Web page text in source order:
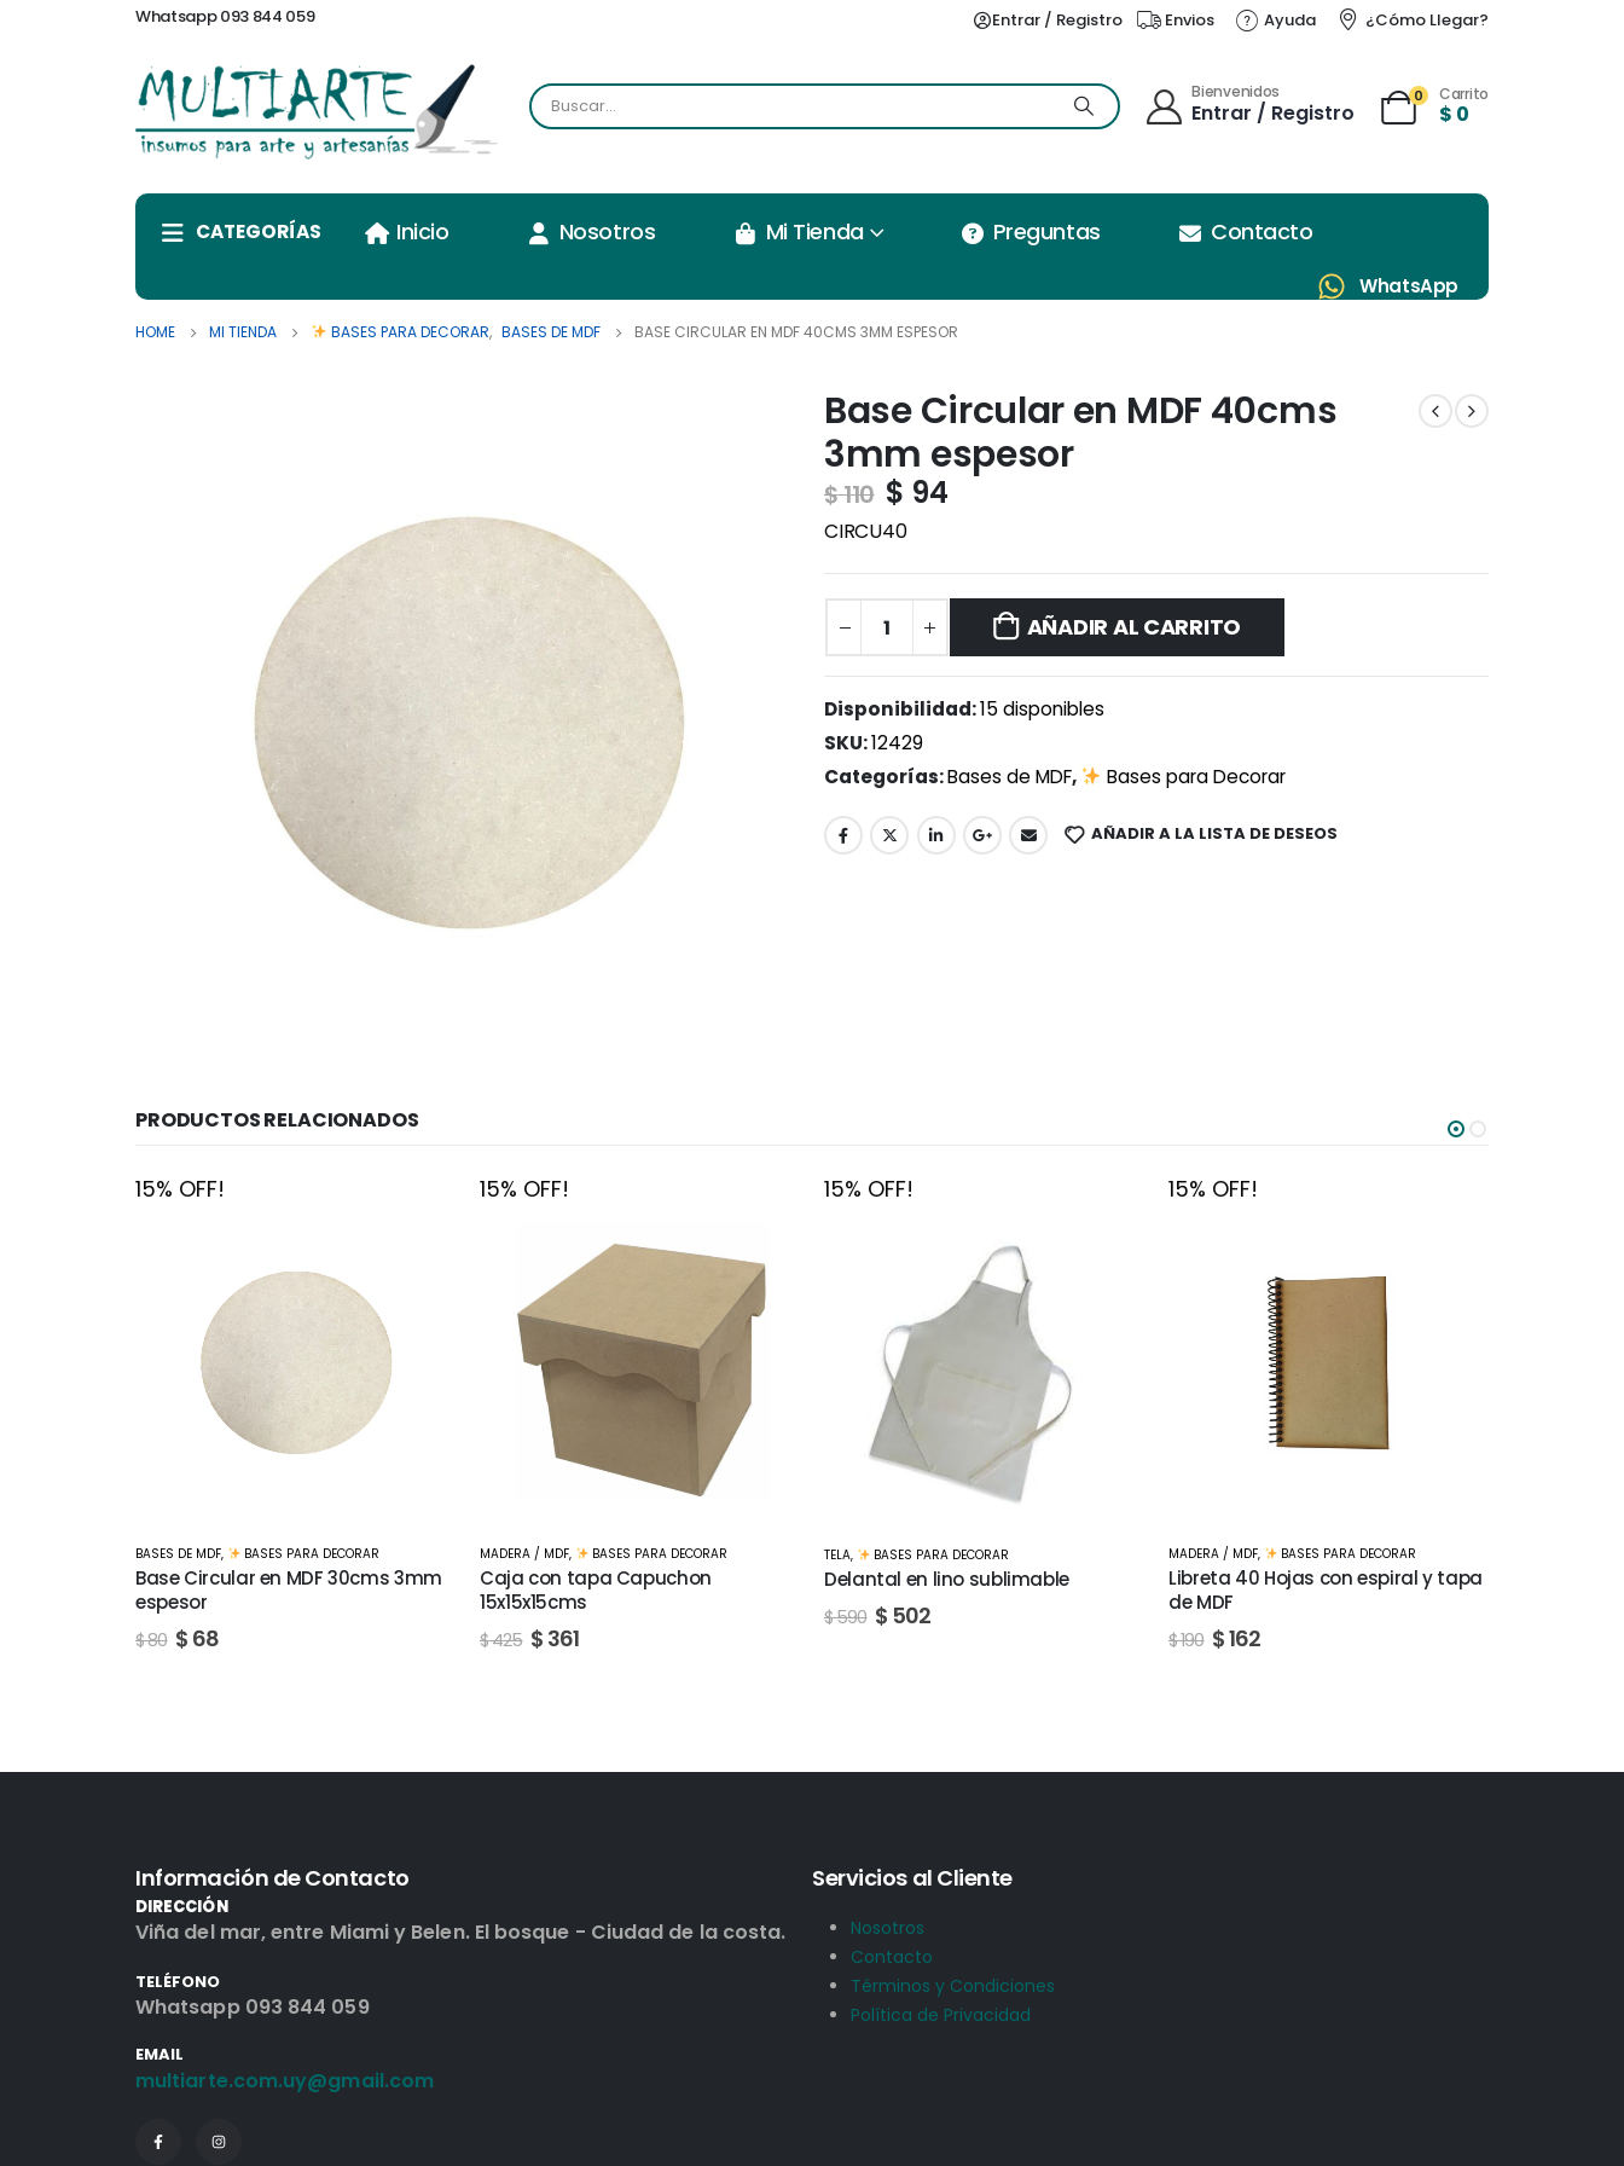
Whatsapp 093 844 059 Entrar / Registro Envios Ayuda ¿Cómo Llegar?
Bienvenidos
Entrar / Registro
0 Carrito
$ 0
CATEGORÍAS Inicio Nosotros Mi Tienda Preguntas Contacto
WhatsApp
HOME MI TIENDA BASES PARA DECORAR, BASES DE MDF BASE CIRCULAR EN MDF 40CMS 3MM ESPESOR
Base Circular en MDF 40cms
3mm espesor
$110 $ 94
CIRCU40
AÑADIR AL CARRITO
Disponibilidad:15 disponibles
SKU:12429
Categorías:Bases de MDF, Bases para Decorar
AÑADIR A LA LISTA DE DESEOS
PRODUCTOS RELACIONADOS
15% OFF!
MADERA / MDF , BASES PARA DECORAR
Caja con tapa Capuchon
15x15x15cms
$425 $361
15% OFF!
TELA, BASES PARA DECORAR
Delantal en lino sublimable
$590 $502
15% OFF!
MADERA / MDF , BASES PARA DECORAR
Libreta 40 Hojas con espiral y tapa
de MDF
15% OFF!
MADERA / MDF, BASES PARA DECORAR
Pez de MDF 3mm 40cms largo
$250 $
Información de Contacto
DIRECCIÓN
Viña del mar, entre Miami y Belen. El bosque - Ciudad de la costa.
TELÉFONO
Whatsapp 093 844 059
EMAIL
multiarte.com.uy@gmail.com
Servicios al Cliente
Nosotros
Contacto
Términos y Condiciones
Política de Privacidad